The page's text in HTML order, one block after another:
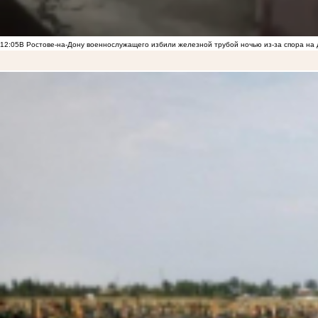
12:05В Ростове-на-Дону военнослужащего избили железной трубой ночью из-за спора на